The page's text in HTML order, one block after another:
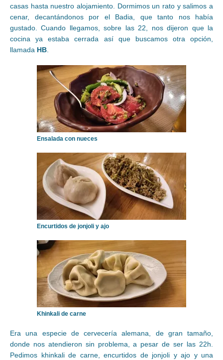
casas hasta nuestro alojamiento. Dormimos un rato y salimos a
cenar, decantándonos por el Badia, que tanto nos había
gustado. Cuando llegamos, sobre las 22, nos dijeron que la
cocina ya estaba cerrada así que buscamos otra opción,
llamada HB.
Ensalada con nueces
Encurtidos de jonjoli y ajo
Khinkali de carne
Era una especie de cervecería alemana, de gran tamaño,
donde nos atendieron sin problema, a pesar de ser las 22h.
Pedimos khinkali de carne, encurtidos de jonjoli y ajo y una